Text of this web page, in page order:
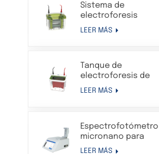
Sistema de
electroforesis
Western Blot en gel
de proteínas con
vertical
LEER MÁS
Tanque de
electroforesis de
transferencia
Sistema de aparato
compatible con Bio-
Rad
LEER MÁS
Espectrofotómetro
micronano para
análisis de
LEER MÁS